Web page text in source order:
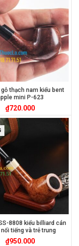
gỗ thạch nam kiểu bent
mini P-623
₫720.000
8808 kiểu billiard cán
tiếng và trẻ trung
₫950.000